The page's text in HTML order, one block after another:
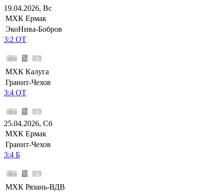
19.04.2026, Вс
МХК Ермак
ЭкоНива-Бобров
3:2 ОТ
МХК Калуга
Гранит-Чехов
3:4 ОТ
25.04.2026, Сб
МХК Ермак
Гранит-Чехов
3:4 Б
МХК Рязань-ВДВ